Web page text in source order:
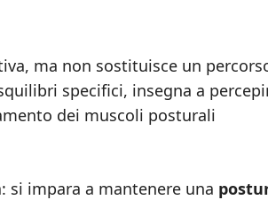
ma non sostituisce un
specifici, insegna a
dei muscoli posturali
impara a mantenere una